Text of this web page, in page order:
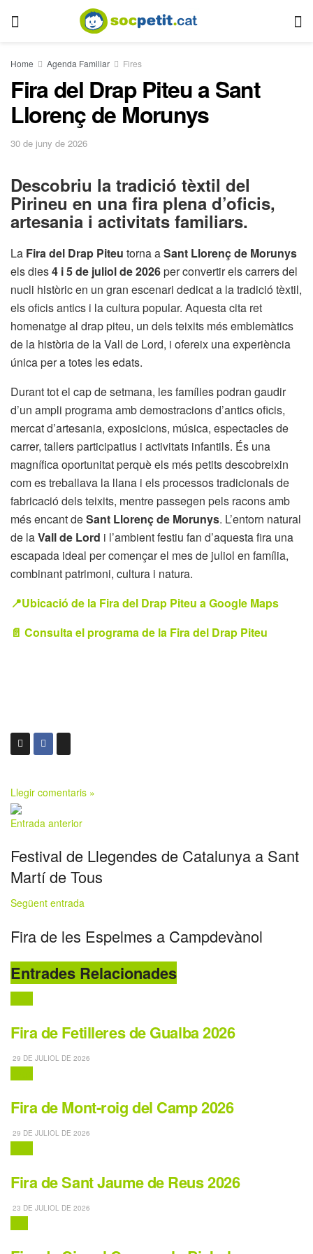
Home Agenda Familiar Fires
Fira del Drap Piteu a Sant
Llorenç de Morunys
30 de juny de 2026
Descobriu la tradició tèxtil del
Pirineu en una fira plena d’oficis,
artesania i activitats familiars.
La Fira del Drap Piteu torna aSant Llorenç de Morunys
els dies4 i 5 de juliol de 2026per convertir els carrers del
nucli històric en un gran escenari dedicat a la tradició tèxtil,
els oficis antics i la cultura popular. Aquesta cita ret
homenatge al drap piteu, un dels teixits més emblemàtics
de la història de la Vall de Lord, i ofereix una experiència
única per a totes les edats.
Durant tot el cap de setmana, les famílies podran gaudir
d’un ampli programa amb demostracions d’antics oficis,
mercat d’artesania, exposicions, música, espectacles de
carrer, tallers participatius i activitats infantils. És una
magnífica oportunitat perquè els més petits descobreixin
com es treballava la llana i els processos tradicionals de
fabricació dels teixits, mentre passegen pels racons amb
més encant deSant Llorenç de Morunys. L’entorn natural
de laVall de Lord i l’ambient festiu fan d’aquesta fira una
escapada ideal per començar el mes de juliol en família,
combinant patrimoni, cultura i natura.
📍Ubicació de la Fira del Drap Piteu a Google Maps
📄 Consulta el programa de la Fira del Drap Piteu
Llegir comentaris »
Entrada anterior
Festival de Llegendes de Catalunya a Sant
Martí de Tous
Següent entrada
Fira de les Espelmes a Campdevànol
Entrades Relacionades
Fira de Fetilleres de Gualba 2026
29 DE JULIOL DE 2026
Fira de Mont-roig del Camp 2026
29 DE JULIOL DE 2026
Fira de Sant Jaume de Reus 2026
23 DE JULIOL DE 2026